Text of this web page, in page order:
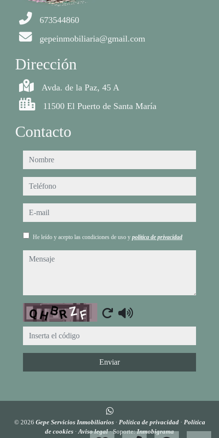
673544860
gepeinmobiliaria@gmail.com
Dirección
Avda. de la Paz, 45 A
11500 El Puerto de Santa María
Contacto
nombre
teléfono
e-mail
He leído y acepto las condiciones de uso y política de privacidad
mensaje
Captcha
Enviar
© 2026 Gepe Servicios Inmobiliarios · Política de privacidad · Política
de cookies ·Aviso legal· Soporte:Inmobigrama